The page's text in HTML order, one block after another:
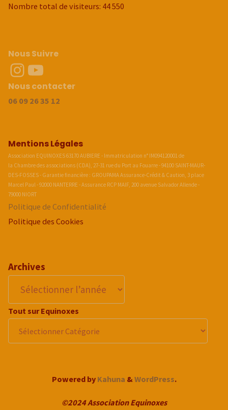
Nombre total de visiteurs: 44 550
Nous Suivre
Instragram
Youtube
Nous contacter
06 09 26 35 12
Mentions Légales
Association EQUINOXES 63170 AUBIERE - Immatriculation n° IM094120001 de
la Chambre des associations (CDA), 27-31 rue du Port au Fouarre - 94100 SAINT-MAUR-
DES-FOSSES - Garantie financière : GROUPAMA Assurance-Crédit & Caution, 3 place
Marcel Paul - 92000 NANTERRE - Assurance RCP MAIF, 200 avenue Salvador Allende -
79000 NIORT
Politique de Confidentialité
Politique des Cookies
Archives
Tout sur Equinoxes
Powered byKahuna &WordPress.
©2024 Association Equinoxes